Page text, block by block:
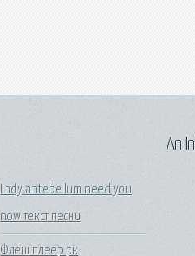
Lady antebellum need you
now текст песни
Флеш плеер рк
An